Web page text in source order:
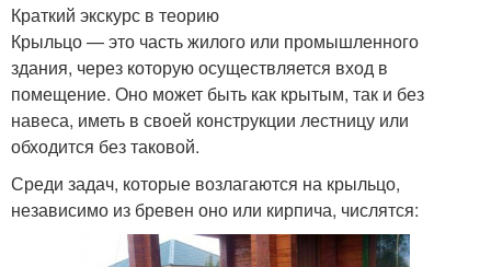
Краткий экскурс в теорию
Крыльцо — это часть жилого или промышленного
здания, через которую осуществляется вход в
помещение. Оно может быть как крытым, так и без
навеса, иметь в своей конструкции лестницу или
обходится без таковой.
Среди задач, которые возлагаются на крыльцо,
независимо из бревен оно или кирпича, числятся: